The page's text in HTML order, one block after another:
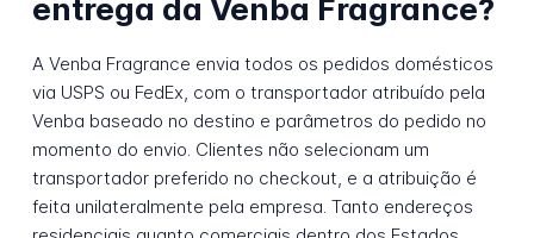
entrega da Venba Fragrance?
A Venba Fragrance envia todos os pedidos domésticos
via USPS ou FedEx, com o transportador atribuído pela
Venba baseado no destino e parâmetros do pedido no
momento do envio. Clientes não selecionam um
transportador preferido no checkout, e a atribuição é
feita unilateralmente pela empresa. Tanto endereços